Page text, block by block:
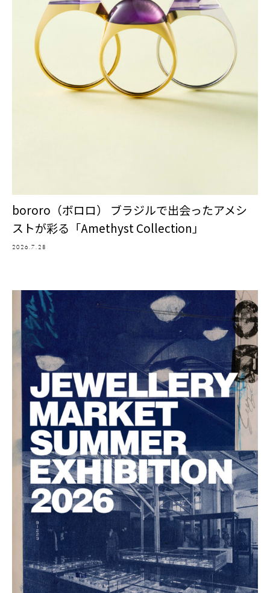
bororo（ボロロ） ブラジルで出会ったアメシ
ストが彩る「Amethyst Collection」
2026.7.28